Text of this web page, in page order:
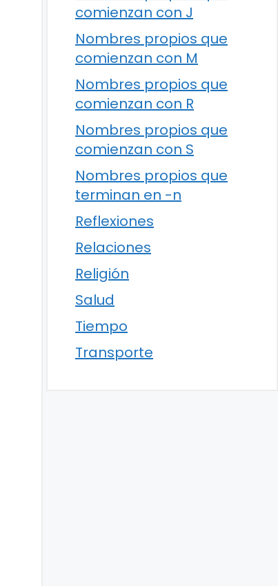
comienzan con J
Nombres propios que
comienzan con M
Nombres propios que
comienzan con R
Nombres propios que
comienzan con S
Nombres propios que
terminan en -n
Reflexiones
Relaciones
Religión
Salud
Tiempo
Transporte